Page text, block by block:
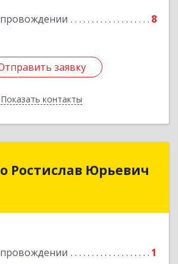
8
заявку
Показать контакты
Подробнее
заявку
Назад
Ростислав Юрьевич
1
Ненецкий АО, Ноябрьск г,